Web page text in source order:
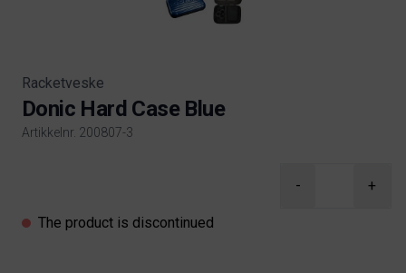
Racketveske
Donic Hard Case Blue
Artikkelnr. 200807-3
- +
The product is discontinued